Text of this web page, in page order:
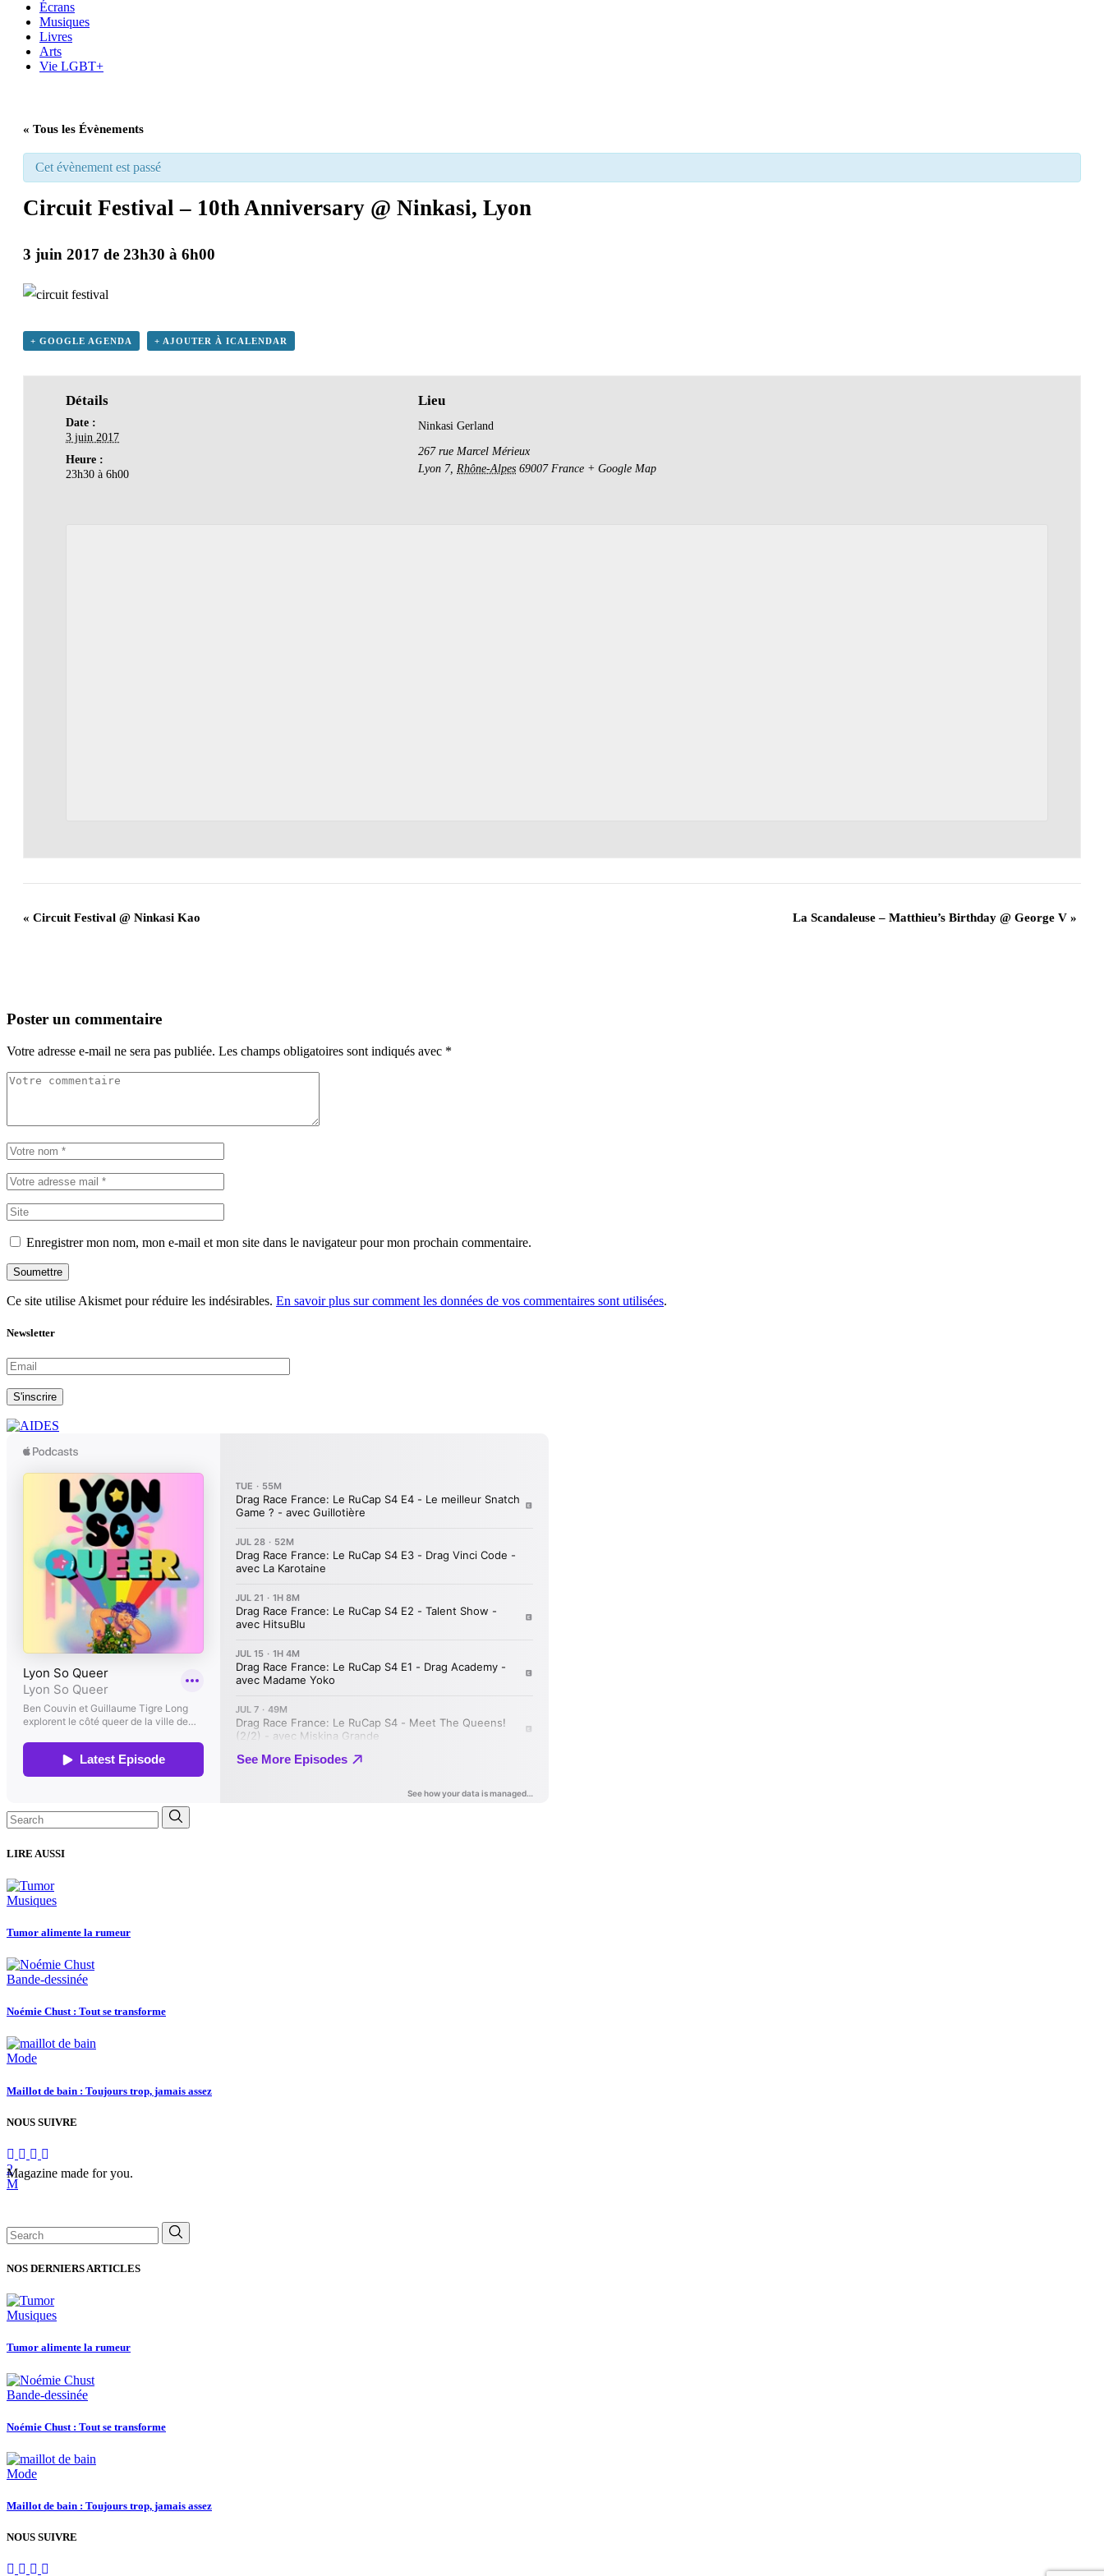
Écrans
Musiques
Livres
Arts
Vie LGBT+
« Tous les Évènements
Cet évènement est passé
Circuit Festival – 10th Anniversary @ Ninkasi, Lyon
3 juin 2017 de 23h30 à 6h00
+ GOOGLE AGENDA + AJOUTER À ICALENDAR
Détails
Date :
3 juin 2017
Heure :
23h30 à 6h00
Lieu
Ninkasi Gerland
267 rue Marcel Mérieux
Lyon 7, Rhône-Alpes 69007 France + Google Map
« Circuit Festival @ Ninkasi Kao La Scandaleuse – Matthieu’s Birthday @ George V »
Poster un commentaire
Votre adresse e-mail ne sera pas publiée. Les champs obligatoires sont indiqués avec *
Enregistrer mon nom, mon e-mail et mon site dans le navigateur pour mon prochain commentaire.
Soumettre
Ce site utilise Akismet pour réduire les indésirables. En savoir plus sur comment les données de vos commentaires sont utilisées.
Newsletter
S'inscrire
Search
for:
LIRE AUSSI
Musiques
Tumor alimente la rumeur
Bande-dessinée
Noémie Chust : Tout se transforme
Mode
Maillot de bain : Toujours trop, jamais assez
NOUS SUIVRE
Magazine made for you.
Search
for:
NOS DERNIERS ARTICLES
Musiques
Tumor alimente la rumeur
Bande-dessinée
Noémie Chust : Tout se transforme
Mode
Maillot de bain : Toujours trop, jamais assez
NOUS SUIVRE